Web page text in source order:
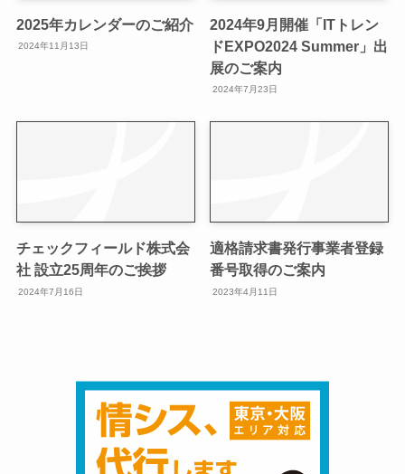
2025年カレンダーのご紹介
2024年11月13日
2024年9月開催「ITトレン
ドEXPO2024 Summer」出
展のご案内
2024年7月23日
チェックフィールド株式会
社 設立25周年のご挨拶
2024年7月16日
適格請求書発行事業者登録
番号取得のご案内
2023年4月11日